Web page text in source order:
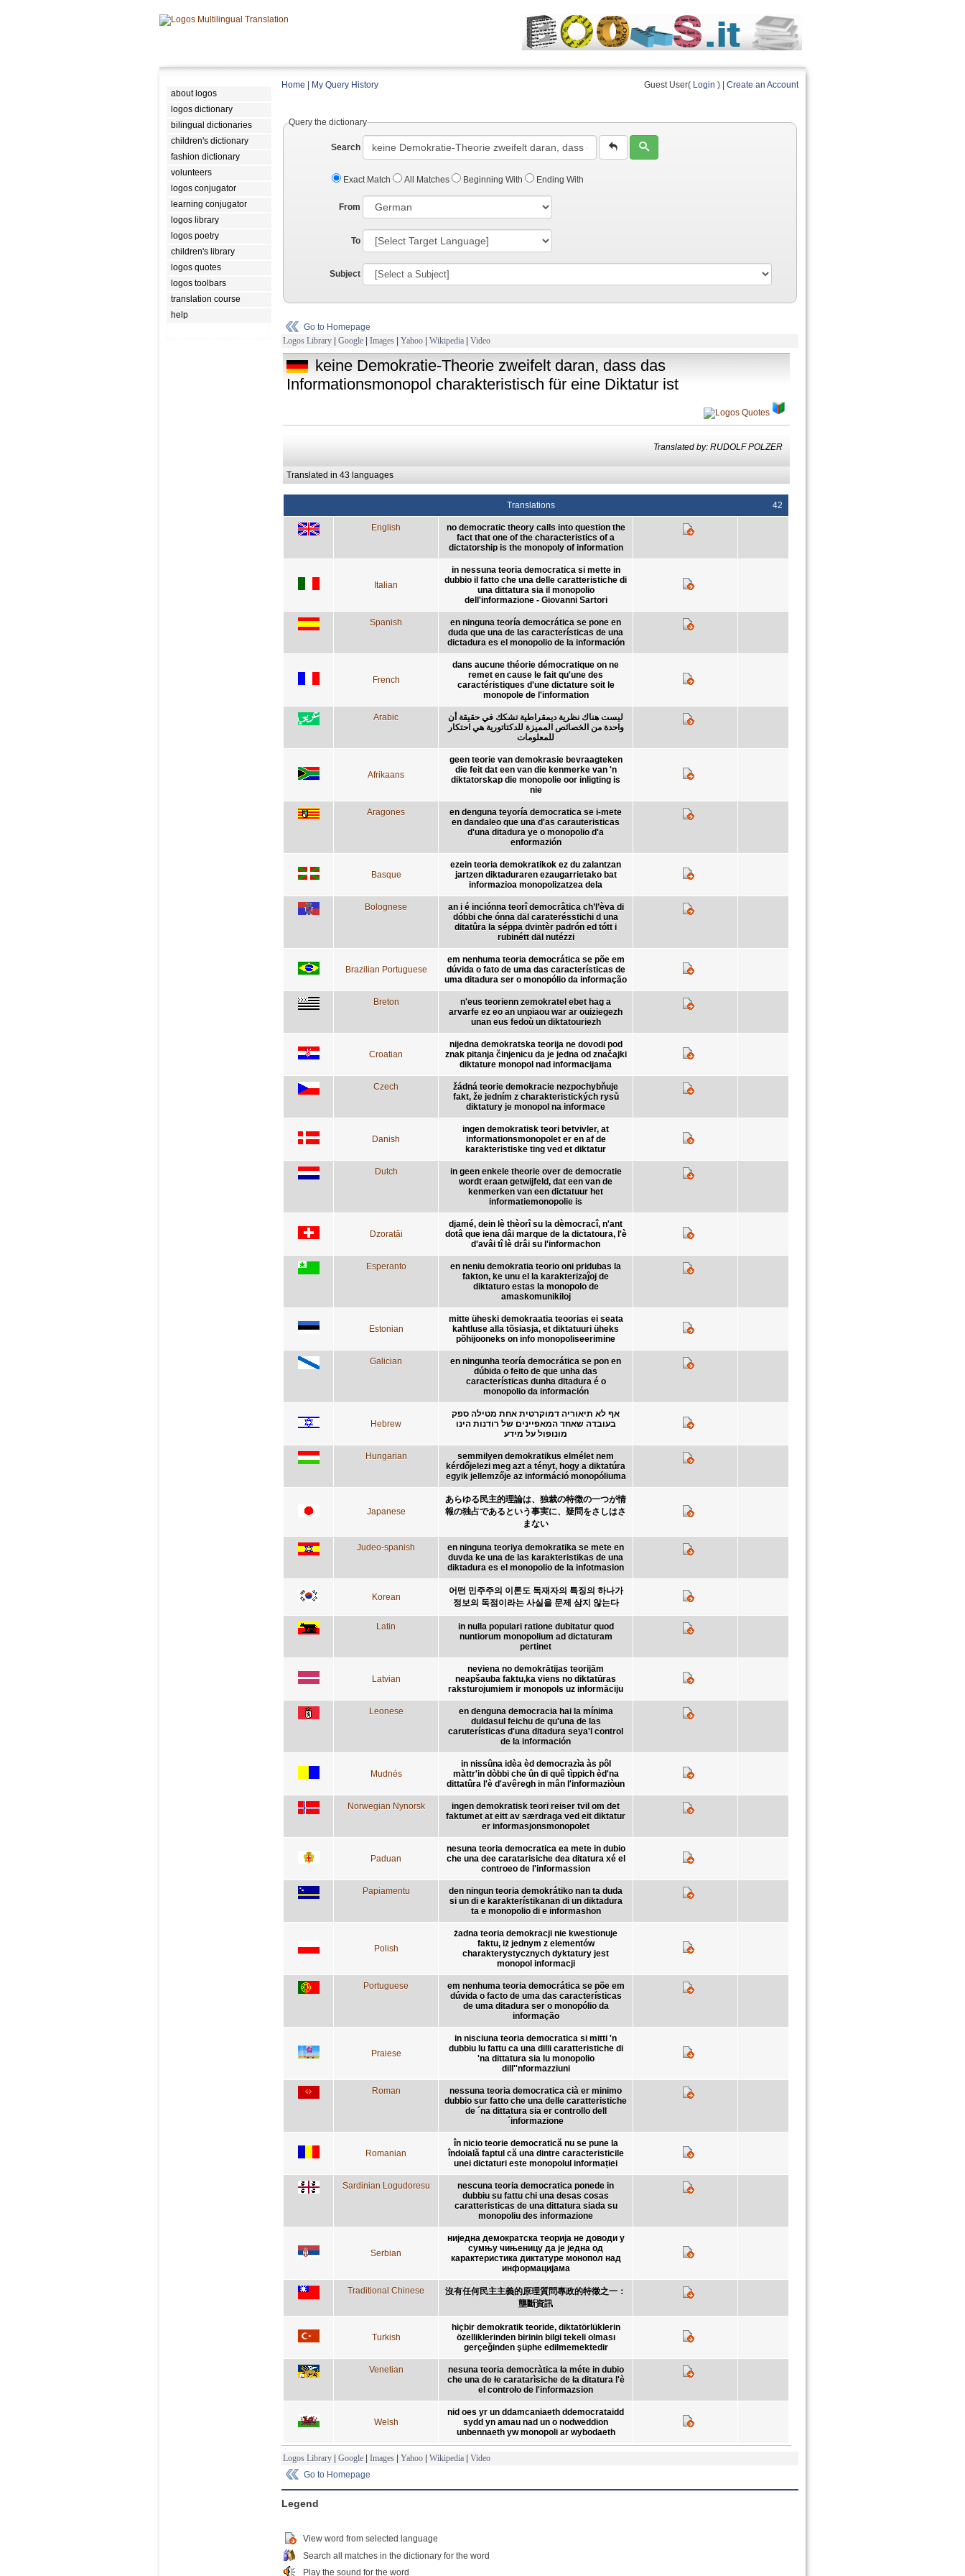
about logos
logos dictionary
bilingual dictionaries
children's dictionary
fashion dictionary
volunteers
logos conjugator
learning conjugator
logos library
logos poetry
children's library
logos quotes
logos toolbars
translation course
help
Home My Query History Guest User( Login ) | Create an Account
Query the dictionary
Search
Exact Match All Matches Beginning With Ending With
From
To
Subject
Go to Homepage
Logos Library | Google | Images | Yahoo | Wikipedia | Video
keine Demokratie-Theorie zweifelt daran, dass das
Informationsmonopol charakteristisch für eine Diktatur ist
Translated by: RUDOLF POLZER
Translated in 43 languages
Translations 42
English
no democratic theory calls into question the
fact that one of the characteristics of a
dictatorship is the monopoly of information
Italian
in nessuna teoria democratica si mette in
dubbio il fatto che una delle caratteristiche di
una dittatura sia il monopolio
dell'informazione - Giovanni Sartori
Spanish
en ninguna teoría democrática se pone en
duda que una de las características de una
dictadura es el monopolio de la información
French
dans aucune théorie démocratique on ne
remet en cause le fait qu'une des
caractéristiques d'une dictature soit le
monopole de l'information
Arabic
ليست هناك نظرية ديمقراطية تشكك في حقيقة أن
واحدة من الخصائص المميزة للدكتاتورية هي احتكار
للمعلومات
Afrikaans
geen teorie van demokrasie bevraagteken
die feit dat een van die kenmerke van 'n
diktatorskap die monopolie oor inligting is
nie
Aragones
en denguna teyoría democratica se i-mete
en dandaleo que una d'as carauteristicas
d'una ditadura ye o monopolio d'a
enformazión
Basque
ezein teoria demokratikok ez du zalantzan
jartzen diktaduraren ezaugarrietako bat
informazioa monopolizatzea dela
Bolognese
an i é inciónna teorî democrâtica ch’l’èva di
dóbbi che ónna däl caraterésstichi d una
ditatûra la séppa dvintèr padrón ed tótt i
rubinétt däl nutézzi
Brazilian Portuguese
em nenhuma teoria democrática se põe em
dúvida o fato de uma das características de
uma ditadura ser o monopólio da informação
Breton
n'eus teorienn zemokratel ebet hag a
arvarfe ez eo an unpiaou war ar ouiziegezh
unan eus fedoù un diktatouriezh
Croatian
nijedna demokratska teorija ne dovodi pod
znak pitanja činjenicu da je jedna od značajki
diktature monopol nad informacijama
Czech
žádná teorie demokracie nezpochybňuje
fakt, že jedním z charakteristických rysů
diktatury je monopol na informace
Danish
ingen demokratisk teori betvivler, at
informationsmonopolet er en af de
karakteristiske ting ved et diktatur
Dutch
in geen enkele theorie over de democratie
wordt eraan getwijfeld, dat een van de
kenmerken van een dictatuur het
informatiemonopolie is
Dzoratâi
djamé, dein lè thèorî su la dèmocracî, n'ant
dotâ que iena dâi marque de la dictatoura, l'è
d'avâi tî lè drâi su l'informachon
Esperanto
en neniu demokratia teorio oni pridubas la
fakton, ke unu el la karakterizaĵoj de
diktaturo estas la monopolo de
amaskomunikiloj
Estonian
mitte üheski demokraatia teoorias ei seata
kahtluse alla tõsiasja, et diktatuuri üheks
põhijooneks on info monopoliseerimine
Galician
en ningunha teoría democrática se pon en
dúbida o feito de que unha das
características dunha ditadura é o
monopolio da información
Hebrew
אף לא תיאוריה דמוקרטית אחת מטילה ספק
בעובדה שאחד המאפיינים של רודנות הינו
מונופול על מידע
Hungarian
semmilyen demokratikus elmélet nem
kérdőjelezi meg azt a tényt, hogy a diktatúra
egyik jellemzője az információ monopóliuma
Japanese
あらゆる民主的理論は、独裁の特徴の一つが情
報の独占であるという事実に、疑問をさしはさ
まない
Judeo-spanish
en ninguna teoriya demokratika se mete en
duvda ke una de las karakteristikas de una
diktadura es el monopolio de la infotmasion
Korean
어떤 민주주의 이론도 독재자의 특징의 하나가
정보의 독점이라는 사실을 문제 삼지 않는다
Latin
in nulla populari ratione dubitatur quod
nuntiorum monopolium ad dictaturam
pertinet
Latvian
neviena no demokrātijas teorijām
neapšauba faktu,ka viens no diktatūras
raksturojumiem ir monopols uz informāciju
Leonese
en denguna democracia hai la mínima
duldasul feichu de qu'una de las
caruterísticas d'una ditadura seya'l control
de la información
Mudnés
in nissûna idèa èd democrazìa às pôl
màttr'in dòbbi che ûn di quê tìppich èd'na
dittatûra l'è d'avêregh in mân l'informaziòun
Norwegian Nynorsk
ingen demokratisk teori reiser tvil om det
faktumet at eitt av særdraga ved eit diktatur
er informasjonsmonopolet
Paduan
nesuna teoria democratica ea mete in dubio
che una dee caratarisiche dea ditatura xé el
controeo de l'informassion
Papiamentu
den ningun teoria demokrátiko nan ta duda
si un di e karakterístikanan di un diktadura
ta e monopolio di e informashon
Polish
żadna teoria demokracji nie kwestionuje
faktu, iż jednym z elementów
charakterystycznych dyktatury jest
monopol informacji
Portuguese
em nenhuma teoria democrática se põe em
dúvida o facto de uma das características
de uma ditadura ser o monopólio da
informação
Praiese
in nisciuna teoria democratica si mitti 'n
dubbiu lu fattu ca una dilli caratteristiche di
'na dittatura sia lu monopolio
dill''nformazziuni
Roman
nessuna teoria democratica cià er minimo
dubbio sur fatto che una delle caratteristiche
de ´na dittatura sia er controllo dell
´informazione
Romanian
în nicio teorie democratică nu se pune la
îndoială faptul că una dintre caracteristicile
unei dictaturi este monopolul informației
Sardinian Logudoresu
nescuna teoria democratica ponede in
dubbiu su fattu chi una desas cosas
caratteristicas de una dittatura siada su
monopoliu des informazione
Serbian
ниједна демократска теорија не доводи у
сумњу чињеницу да је једна од
карактеристика диктатуре монопол над
информацијама
Traditional Chinese
沒有任何民主主義的原理質問專政的特徵之一：
壟斷資訊
Turkish
hiçbir demokratik teoride, diktatörlüklerin
özelliklerinden birinin bilgi tekeli olması
gerçeğinden şüphe edilmemektedir
Venetian
nesuna teoria democràtica ła méte in dubio
che una de łe caratarìsiche de ła ditatura l'è
el controło de l'informazsion
Welsh
nid oes yr un ddamcaniaeth ddemocrataidd
sydd yn amau nad un o nodweddion
unbennaeth yw monopoli ar wybodaeth
Logos Library | Google | Images | Yahoo | Wikipedia | Video
Go to Homepage
Legend
View word from selected language
Search all matches in the dictionary for the word
Play the sound for the word